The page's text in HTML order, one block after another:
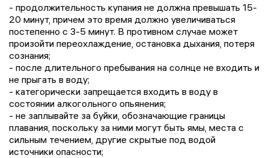
- продолжительность купания не должна превышать 15-
20 минут, причем это время должно увеличиваться
постепенно с 3-5 минут. В противном случае может
произойти переохлаждение, остановка дыхания, потеря
сознания;
- после длительного пребывания на солнце не входить и
не прыгать в воду;
- категорически запрещается входить в воду в
состоянии алкогольного опьянения;
- не заплывайте за буйки, обозначающие границы
плавания, поскольку за ними могут быть ямы, места с
сильным течением, другие скрытые под водой
источники опасности;